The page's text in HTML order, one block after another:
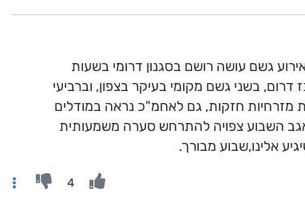
גשם עושה רושם בסגנון דרומי בשעות
בשני גשם מקומי בעיקר בצפון, וברביעי
מזרחיות חזקות, גם לאחמ"כ נראה במודלים
השבוע צפויה להתרחש סערה משמעותית
אלינו,שבוע מבורך.
4